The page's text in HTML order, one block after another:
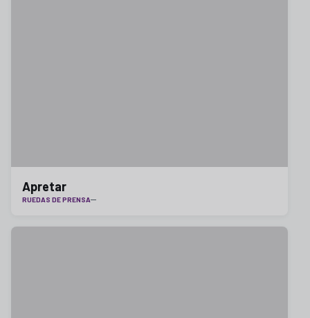
Apretar
RUEDAS DE PRENSA